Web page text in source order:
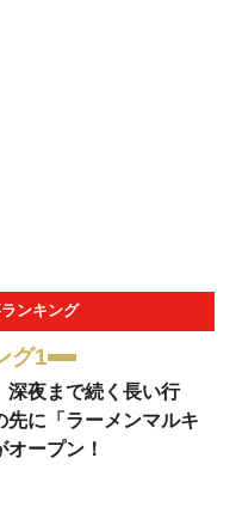
ンキング
グ1
深夜まで続く長い行
先に「ラーメンマルキ
オープン！